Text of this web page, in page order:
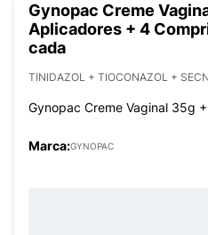
Gynopac Creme
Aplicadores + 4
cada
TINIDAZOL + TIOCONAZOL +
Gynopac Creme Vaginal 35g
Marca:GYNOPAC